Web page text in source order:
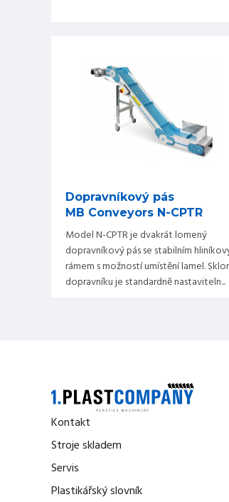
Dopravníkový pás
MB Conveyors N-CPTR
Model N-CPTR je dvakrát lomený
dopravníkový pás se stabilním
rámem s možností umístění lamel.
dopravníku je standardně nastaviteln...
Kontakt
Stroje skladem
Servis
Plastikářský slovník